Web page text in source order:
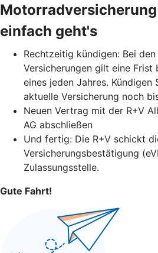
einfach geht's
Rechtzeitig kündigen: Bei
Versicherungen gilt eine
eines jeden Jahres. Kündigen
aktuelle Versicherung noch
Neuen Vertrag mit der R+V
AG abschließen
Und fertig: Die R+V schickt
Versicherungsbestätigung
Zulassungsstelle.
Gute Fahrt!